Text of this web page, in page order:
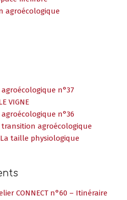
agroécologique
n°37
VIGNE
n°36
agroécologique
La taille physiologique
CONNECT n°60 – Itinéraire